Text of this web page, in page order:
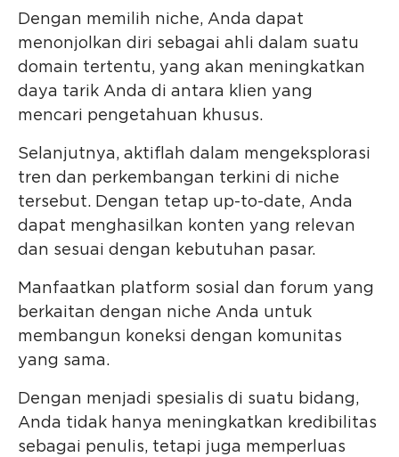
Dengan memilih niche, Anda dapat
menonjolkan diri sebagai ahli dalam suatu
domain tertentu, yang akan meningkatkan
daya tarik Anda di antara klien yang
mencari pengetahuan khusus.
Selanjutnya, aktiflah dalam mengeksplorasi
tren dan perkembangan terkini di niche
tersebut. Dengan tetap up-to-date, Anda
dapat menghasilkan konten yang relevan
dan sesuai dengan kebutuhan pasar.
Manfaatkan platform sosial dan forum yang
berkaitan dengan niche Anda untuk
membangun koneksi dengan komunitas
yang sama.
Dengan menjadi spesialis di suatu bidang,
Anda tidak hanya meningkatkan kredibilitas
sebagai penulis, tetapi juga memperluas